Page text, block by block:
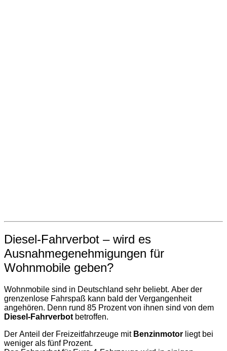
Diesel-Fahrverbot – wird es
Ausnahmegenehmigungen für
Wohnmobile geben?
Wohnmobile sind in Deutschland sehr beliebt. Aber der
grenzenlose Fahrspaß kann bald der Vergangenheit
angehören. Denn rund 85 Prozent von ihnen sind von dem
Diesel-Fahrverbot betroffen.
Der Anteil der Freizeitfahrzeuge mit Benzinmotor liegt bei
weniger als fünf Prozent.